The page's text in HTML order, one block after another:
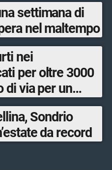
settimana di
nel maltempo
nei
per oltre 3000
di via per un
Sondrio
da record